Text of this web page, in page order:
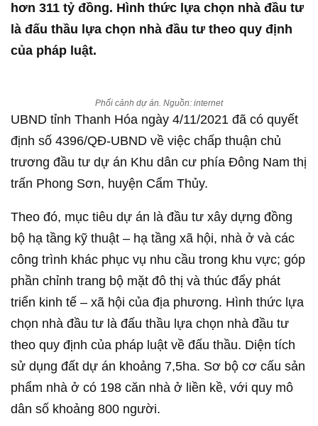
hơn 311 tỷ đồng. Hình thức lựa chọn nhà đầu tư
là đấu thầu lựa chọn nhà đầu tư theo quy định
của pháp luật.
Phối cảnh dự án. Nguồn: internet
UBND tỉnh Thanh Hóa ngày 4/11/2021 đã có quyết
định số 4396/QĐ-UBND về việc chấp thuận chủ
trương đầu tư dự án Khu dân cư phía Đông Nam thị
trấn Phong Sơn, huyện Cẩm Thủy.
Theo đó, mục tiêu dự án là đầu tư xây dựng đồng
bộ hạ tầng kỹ thuật – hạ tầng xã hội, nhà ở và các
công trình khác phục vụ nhu cầu trong khu vực; góp
phần chỉnh trang bộ mặt đô thị và thúc đẩy phát
triển kinh tế – xã hội của địa phương. Hình thức lựa
chọn nhà đầu tư là đấu thầu lựa chọn nhà đầu tư
theo quy định của pháp luật về đấu thầu. Diện tích
sử dụng đất dự án khoảng 7,5ha. Sơ bộ cơ cấu sản
phẩm nhà ở có 198 căn nhà ở liền kề, với quy mô
dân số khoảng 800 người.